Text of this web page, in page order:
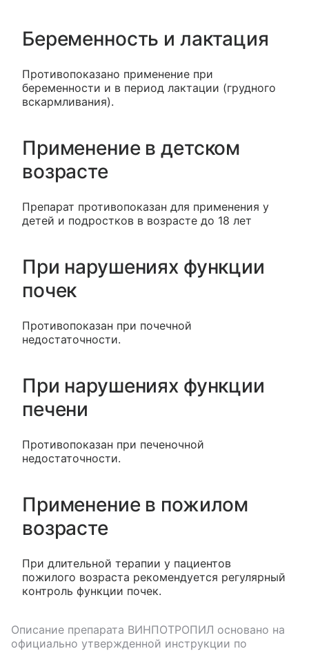
Беременность и лактация
Противопоказано применение при
беременности и в период лактации (грудного
вскармливания).
Применение в детском
возрасте
Препарат противопоказан для применения у
детей и подростков в возрасте до 18 лет
При нарушениях функции
почек
Противопоказан при почечной
недостаточности.
При нарушениях функции
печени
Противопоказан при печеночной
недостаточности.
Применение в пожилом
возрасте
При длительной терапии у пациентов
пожилого возраста рекомендуется регулярный
контроль функции почек.
Описание препарата ВИНПОТРОПИЛ основано на
официально утвержденной инструкции по